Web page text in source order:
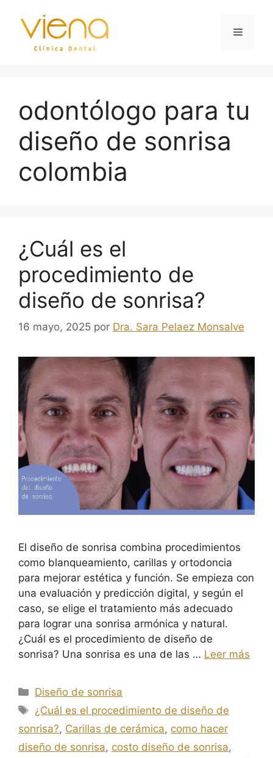
odontólogo para tu
diseño de sonrisa
colombia
¿Cuál es el
procedimiento de
diseño de sonrisa?
16 mayo, 2025 por Dra. Sara Pelaez Monsalve
El diseño de sonrisa combina procedimientos
como blanqueamiento, carillas y ortodoncia
para mejorar estética y función. Se empieza con
una evaluación y predicción digital, y según el
caso, se elige el tratamiento más adecuado
para lograr una sonrisa armónica y natural.
¿Cuál es el procedimiento de diseño de
sonrisa? Una sonrisa es una de las … Leer más
Diseño de sonrisa
¿Cuál es el procedimiento de diseño de
sonrisa?, Carillas de cerámica, como hacer
diseño de sonrisa, costo diseño de sonrisa,